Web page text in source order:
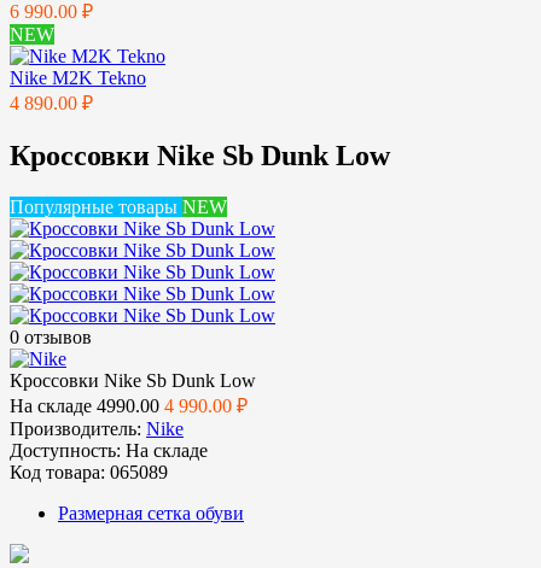
6 990.00 ₽
NEW
Nike M2K Tekno
4 890.00 ₽
Кроссовки Nike Sb Dunk Low
Популярные товары NEW
0 отзывов
Кроссовки Nike Sb Dunk Low
На складе 4990.00 4 990.00 ₽
Производитель: Nike
Доступность: На складе
Код товара: 065089
Размерная сетка обуви